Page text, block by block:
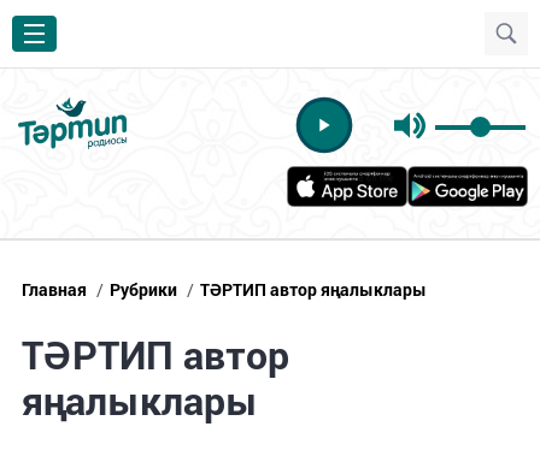
Главная / Рубрики / ТӘРТИП автор яңалыклары
ТӘРТИП автор
яңалыклары